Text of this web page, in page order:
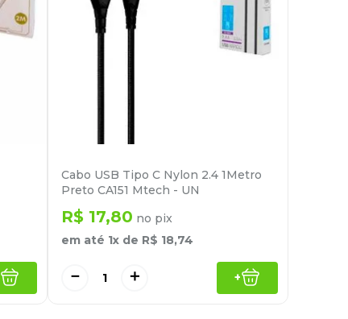
Cabo USB Tipo C Nylon 2.4 1Metro
Preto CA151 Mtech - UN
R$ 17,80 no pix
em até 1x de R$ 18,74
＋
－ +